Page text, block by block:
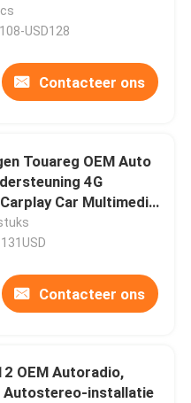
USD128
Contacteer ons
Touareg OEM Auto
4G
Car Multimedia
Contacteer ons
OEM Autoradio,
Autostereo-installatie